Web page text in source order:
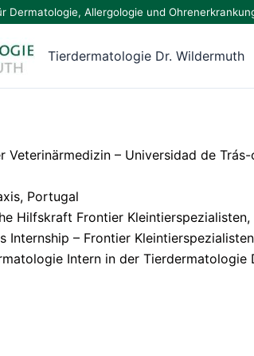
Dermatologie, Allergologie und
Tierdermatologie Dr. Wildermuth
Veterinärmedizin – Universidad de
Portugal
Hilfskraft Frontier Kleintierspezialisten,
Internship – Frontier
Intern in der Tierdermatologie